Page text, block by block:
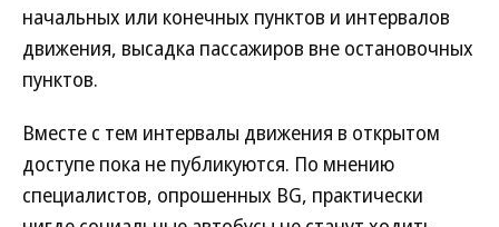
начальных или конечных пунктов и интервалов
движения, высадка пассажиров вне остановочных
пунктов.
Вместе с тем интервалы движения в открытом
доступе пока не публикуются. По мнению
специалистов, опрошенных BG, практически